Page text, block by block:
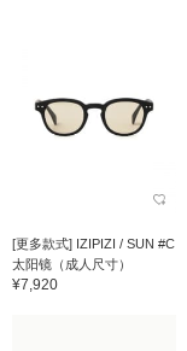
[更多款式] IZIPIZI / SUN #C
太阳镜（成人尺寸）
¥7,920